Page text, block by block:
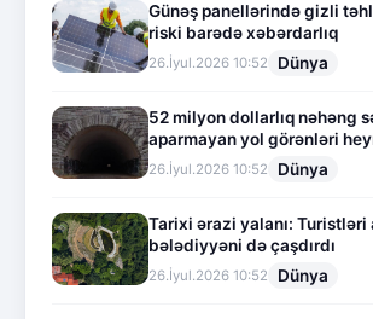
Günəş panellərində gizli
riski barədə xəbərdarlıq
26.İyul.2026 10:52 Dünya
52 milyon dollarlıq nəhəng
aparmayan yol görənləri
26.İyul.2026 10:52 Dünya
Tarixi ərazi yalanı: Turistləri
bələdiyyəni də çaşdırdı
26.İyul.2026 10:52 Dünya